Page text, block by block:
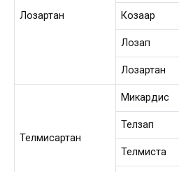
Лозартан Козаар
Лозап
Лозартан
Телмисартан
Микардис
Телзап
Телмиста